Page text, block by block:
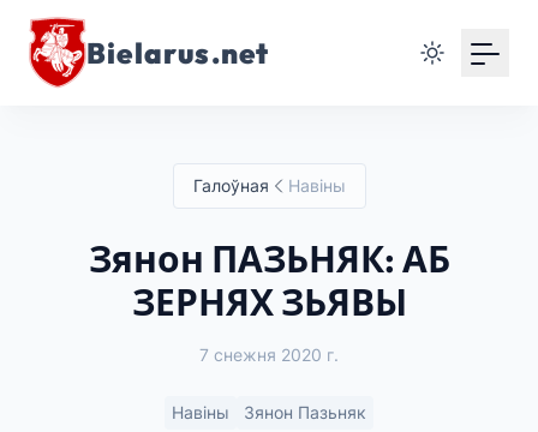
Bielarus.net
Галоўная Навіны
Зянон ПАЗЬНЯК: АБ
ЗЕРНЯХ ЗЬЯВЫ
7 снежня 2020 г.
Навіны Зянон Пазьняк